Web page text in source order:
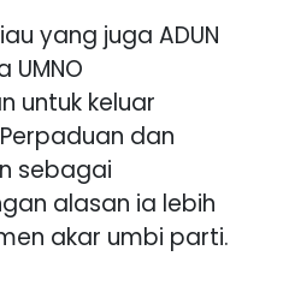
yang juga ADUN
UMNO
untuk keluar
dan
sebagai
alasan ia lebih
akar umbi parti.